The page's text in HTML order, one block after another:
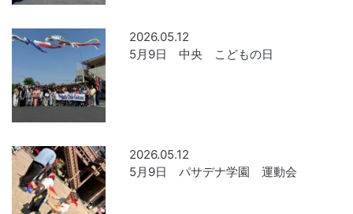
2026.05.12
5月9日 中央 こどもの日
2026.05.12
5月9日 パサデナ学園 運動会